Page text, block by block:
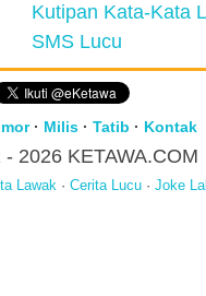
Kutipan Kata-Kata
SMS Lucu
· Milis · Tatib · Kontak
- 2026 KETAWA.COM
Lawak · Cerita Lucu · Joke